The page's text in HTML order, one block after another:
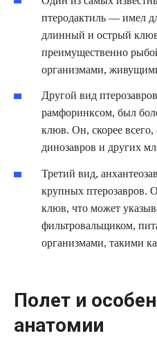
птеродактиль — имел
длинный и острый
преимущественно
организмами,
Другой вид
рамфоринксом, был
клюв. Он, скорее всего,
динозавров и других
Третий вид,
крупных птерозавров.
клюв, что может
фильтровальщиком,
организмами, такими
Полет и
анатомии